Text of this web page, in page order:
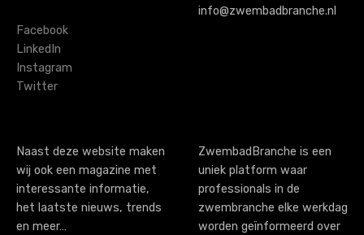
Facebook
LinkedIn
Instagram
Twitter
info@zwembadbranche.nl
Naast deze website maken
wij ook een magazine met
interessante informatie,
het laatste nieuws, trends
en meer…
ZwembadBranche is een
uniek platform waar
professionals in de
zwembranche elke werkdag
worden geïnformeerd over